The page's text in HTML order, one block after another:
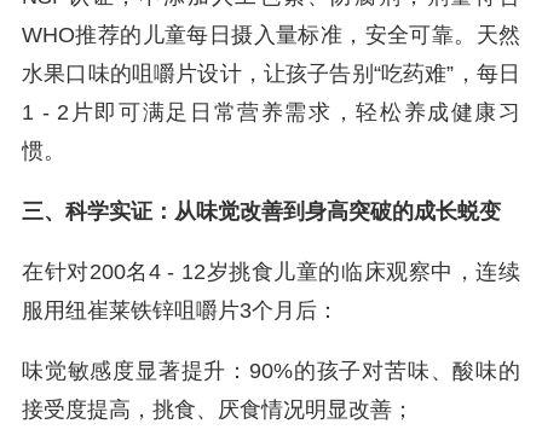
WHO推荐的儿童每日摄入量标准，安全可靠。天然
水果口味的咀嚼片设计，让孩子告别“吃药难”，每日
1 - 2片即可满足日常营养需求，轻松养成健康习
惯。
三、科学实证：从味觉改善到身高突破的成长蜕变
在针对200名4 - 12岁挑食儿童的临床观察中，连续
服用纽崔莱铁锌咀嚼片3个月后：
味觉敏感度显著提升：90%的孩子对苦味、酸味的
接受度提高，挑食、厌食情况明显改善；